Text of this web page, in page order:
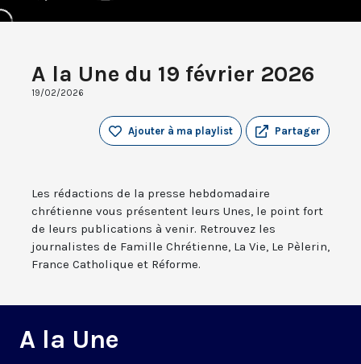
A la Une du 19 février 2026
19/02/2026
Partager
Ajouter à ma playlist
Les rédactions de la presse hebdomadaire
chrétienne vous présentent leurs Unes, le point fort
de leurs publications à venir. Retrouvez les
journalistes de Famille Chrétienne, La Vie, Le Pèlerin,
France Catholique et Réforme.
A la Une